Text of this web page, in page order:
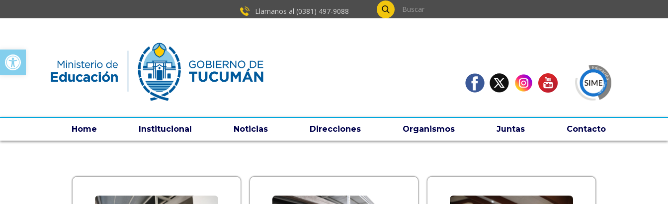
Open toolbar
Llamanos al (0381) ​497-9088
Home Institucional Noticias Direcciones Organismos Juntas Contacto